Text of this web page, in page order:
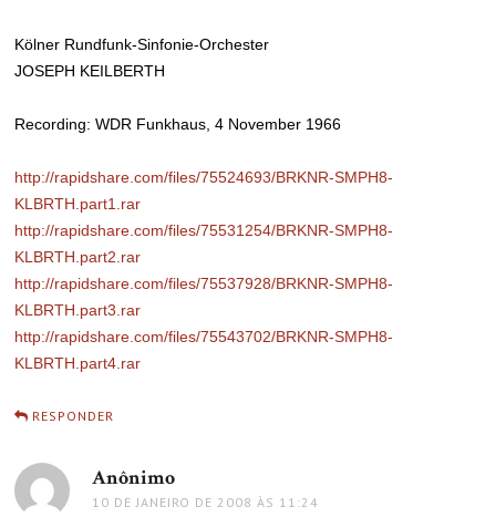
Kölner Rundfunk-Sinfonie-Orchester
JOSEPH KEILBERTH
Recording: WDR Funkhaus, 4 November 1966
http://rapidshare.com/files/75524693/BRKNR-SMPH8-
KLBRTH.part1.rar
http://rapidshare.com/files/75531254/BRKNR-SMPH8-
KLBRTH.part2.rar
http://rapidshare.com/files/75537928/BRKNR-SMPH8-
KLBRTH.part3.rar
http://rapidshare.com/files/75543702/BRKNR-SMPH8-
KLBRTH.part4.rar
RESPONDER
Anônimo
10 DE JANEIRO DE 2008 ÀS 11:24